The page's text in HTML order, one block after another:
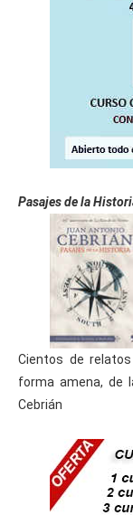
Pasajes de la
Cientos de
forma amena, de
Cebrián